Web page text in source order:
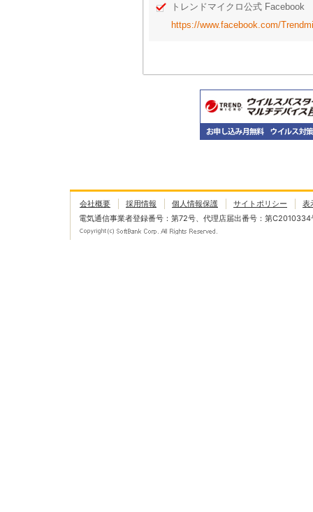
トレンドマイクロ公式 Facebook
https://www.facebook.com/
会社概要 採用情報 個人情報保護 サイトポリシー
表
電気通信事業者登録番号：第72号、代理店届出番号：第C2010334